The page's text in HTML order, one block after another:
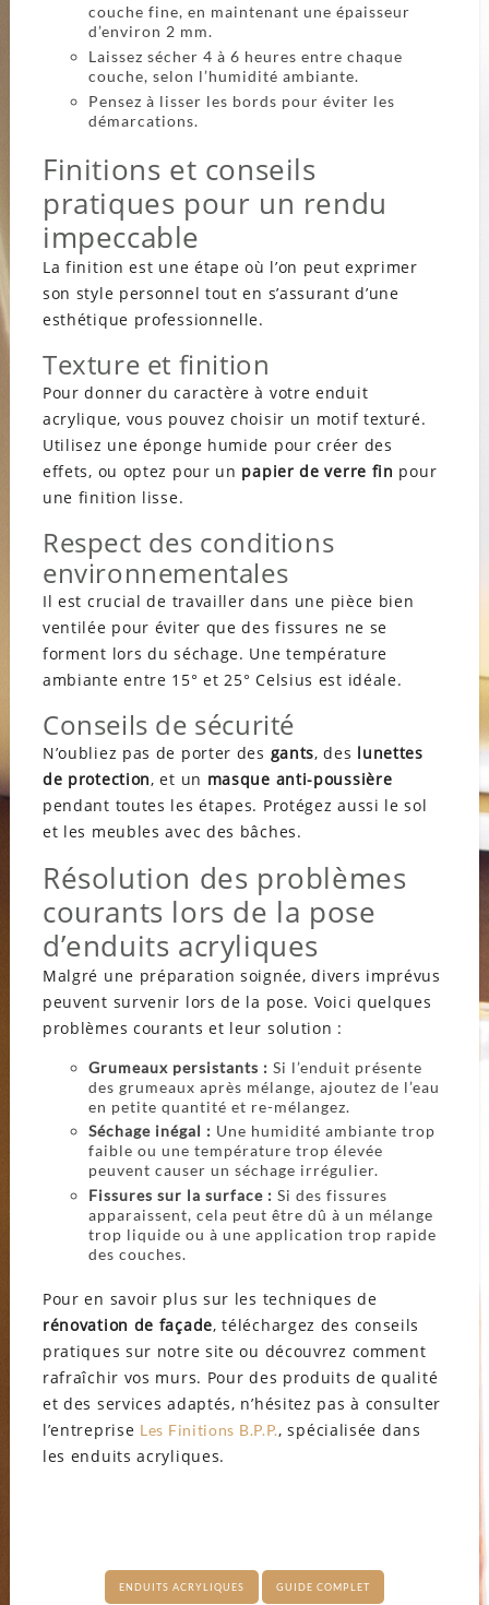
couche fine, en maintenant une épaisseur
d’environ 2 mm.
Laissez sécher 4 à 6 heures entre chaque
couche, selon l’humidité ambiante.
Pensez à lisser les bords pour éviter les
démarcations.
Finitions et conseils
pratiques pour un rendu
impeccable
La finition est une étape où l’on peut exprimer
son style personnel tout en s’assurant d’une
esthétique professionnelle.
Texture et finition
Pour donner du caractère à votre enduit
acrylique, vous pouvez choisir un motif texturé.
Utilisez une éponge humide pour créer des
effets, ou optez pour un papier de verre fin pour
une finition lisse.
Respect des conditions
environnementales
Il est crucial de travailler dans une pièce bien
ventilée pour éviter que des fissures ne se
forment lors du séchage. Une température
ambiante entre 15° et 25° Celsius est idéale.
Conseils de sécurité
N’oubliez pas de porter des gants, des lunettes
de protection, et un masque anti-poussière
pendant toutes les étapes. Protégez aussi le sol
et les meubles avec des bâches.
Résolution des problèmes
courants lors de la pose
d’enduits acryliques
Malgré une préparation soignée, divers imprévus
peuvent survenir lors de la pose. Voici quelques
problèmes courants et leur solution :
Grumeaux persistants : Si l’enduit présente
des grumeaux après mélange, ajoutez de l’eau
en petite quantité et re-mélangez.
Séchage inégal : Une humidité ambiante trop
faible ou une température trop élevée
peuvent causer un séchage irrégulier.
Fissures sur la surface : Si des fissures
apparaissent, cela peut être dû à un mélange
trop liquide ou à une application trop rapide
des couches.
Pour en savoir plus sur les techniques de
rénovation de façade, téléchargez des conseils
pratiques sur notre site ou découvrez comment
rafraîchir vos murs. Pour des produits de qualité
et des services adaptés, n’hésitez pas à consulter
l’entreprise Les Finitions B.P.P., spécialisée dans
les enduits acryliques.
ENDUITS ACRYLIQUES GUIDE COMPLET